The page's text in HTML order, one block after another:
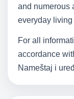
and numerous
everyday living
For all
accordance
Nameštaj i